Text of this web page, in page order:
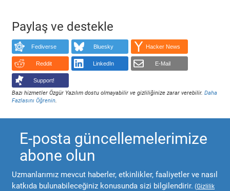
Paylaş ve destekle
Fediverse Bluesky Hacker News
Reddit LinkedIn E-Mail
Support!
Bazı hizmetler Özgür Yazılım dostu olmayabilir ve gizliliğinize zarar verebilir.Daha
Fazlasını Öğrenin.
E-posta güncellemelerimize
abone olun
Uzmanlarımız mevcut haberler, etkinlikler, faaliyetler ve nasıl
katkıda bulunabileceğiniz konusunda sizi bilgilendirir. (Gizlilik